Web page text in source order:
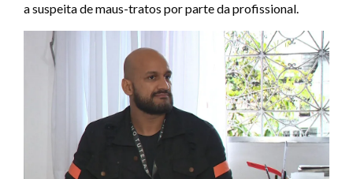
a suspeita de maus-tratos por parte da profissional.